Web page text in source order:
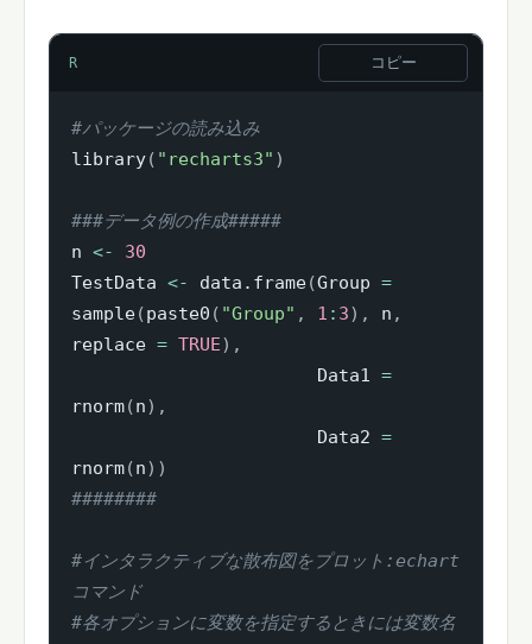
R コピー
#パッケージの読み込み
library( "recharts3" )
###データ例の作成#####
n <-
30
TestData <- data.frame(Group =
sample(paste0 ( "Group" , 1 : 3) , n ,
replace = TRUE) ,
                       Data1
=
rnorm(n) ,
                       Data2
=
rnorm(n) )
########
#インタラクティブな散布図をプロット:echart
コマンド
#各オプションに変数を指定するときには変数名